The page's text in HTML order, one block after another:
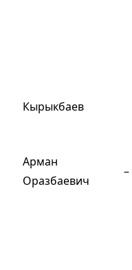
Кырыкбаев
Арман
Оразбаевич
–